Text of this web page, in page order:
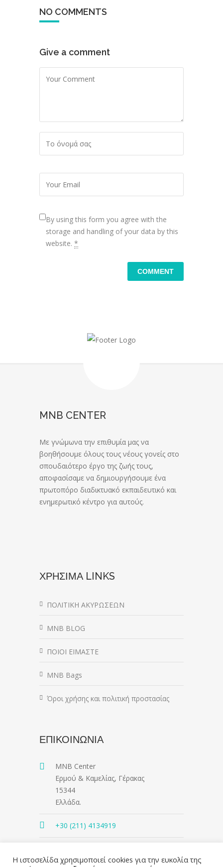
NO COMMENTS
Give a comment
By using this form you agree with the
storage and handling of your data by this
website. *
MNB CENTER
Με γνώμωνα την επιθυμία μας να
βοηθήσουμε όλους τους νέους γονείς στο
σπουδαιότερο έργο της ζωής τους,
αποφασίσαμε να δημιουργήσουμε ένα
πρωτοπόρο διαδικτυακό εκπαιδευτικό και
ενημερωτικό κέντρο για αυτούς.
ΧΡΗΣΙΜΑ LINKS
ΠΟΛΙΤΙΚΗ ΑΚΥΡΩΣΕΩΝ
MNB BLOG
ΠΟΙΟΙ ΕΙΜΑΣΤΕ
MNB Bags
Όροι χρήσης και πολιτική προστασίας
ΕΠΙΚΟΙΝΩΝΙΑ
MNB Center
Ερμού & Καμελίας, Γέρακας
15344
Ελλάδα.
+30 (211) 4134919
Η ιστοσελίδα χρησιμοποιεί cookies για την ευκολία της